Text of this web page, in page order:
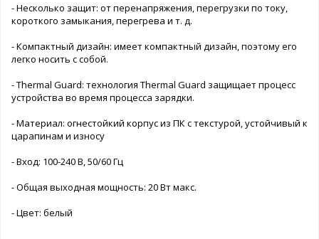
- Несколько защит: от перенапряжения, перегрузки по току,
короткого замыкания, перегрева и т. д.
- Компактный дизайн: имеет компактный дизайн, поэтому его
легко носить с собой.
- Thermal Guard: технология Thermal Guard защищает процесс
устройства во время процесса зарядки.
- Материал: огнестойкий корпус из ПК с текстурой, устойчивый к
царапинам и износу
- Вход: 100-240 В, 50/60 Гц
- Общая выходная мощность: 20 Вт макс.
- Цвет: белый